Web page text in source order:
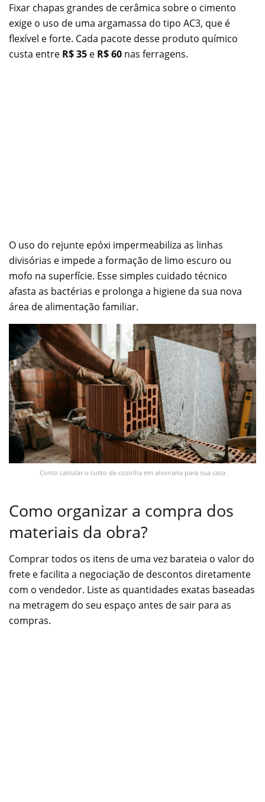
Fixar chapas grandes de cerâmica sobre o cimento
exige o uso de uma argamassa do tipo AC3, que é
flexível e forte. Cada pacote desse produto químico
custa entre R$ 35 e R$ 60 nas ferragens.
O uso do rejunte epóxi impermeabiliza as linhas
divisórias e impede a formação de limo escuro ou
mofo na superfície. Esse simples cuidado técnico
afasta as bactérias e prolonga a higiene da sua nova
área de alimentação familiar.
Como calcular o custo de cozinha em alvenaria para sua casa
Como organizar a compra dos
materiais da obra?
Comprar todos os itens de uma vez barateia o valor do
frete e facilita a negociação de descontos diretamente
com o vendedor. Liste as quantidades exatas baseadas
na metragem do seu espaço antes de sair para as
compras.